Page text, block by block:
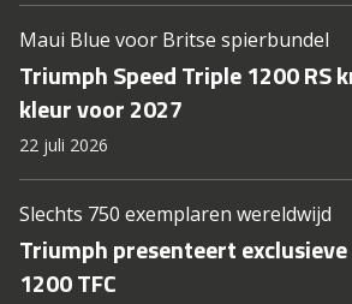
Maui Blue voor Britse spierbundel
Triumph Speed Triple 1200 RS
kleur voor 2027
22 juli 2026
Slechts 750 exemplaren wereldwijd
Triumph presenteert exclusieve
1200 TFC